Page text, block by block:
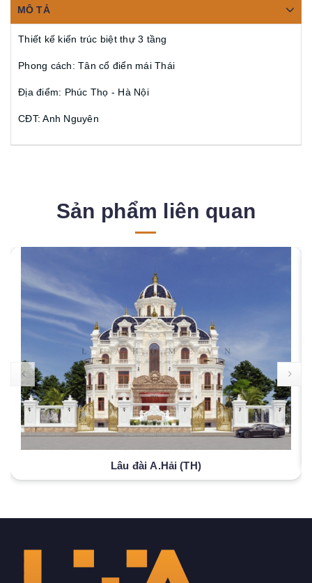
MÔ TẢ
Thiết kế kiến trúc biệt thự 3 tầng
Phong cách: Tân cổ điển mái Thái
Địa điểm: Phúc Thọ - Hà Nội
CĐT: Anh Nguyên
Sản phẩm liên quan
Lâu đài A.Hải (TH)